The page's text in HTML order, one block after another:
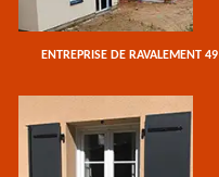
ENTREPRISE DE RAVALEMENT 49